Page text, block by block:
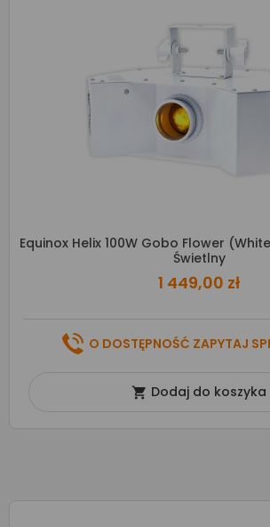
Equinox Helix 100W Gobo Flower
Świetlny
1 449,00 zł
O DOSTĘPNOŚĆ ZAPYTAJ
 Dodaj do koszyka